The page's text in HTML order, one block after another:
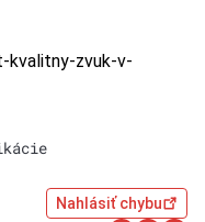
zvuk-v-
Nahlásiť chybu